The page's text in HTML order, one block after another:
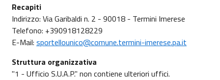
Recapiti
Indirizzo: Via Garibaldi n. 2 - 90018 - Termini Imerese
Telefono: +390918128229
E-Mail: sportellounico@comune.termini-imerese.pa.it
Struttura organizzativa
"1 - Ufficio S.U.A.P." non contiene ulteriori uffici.